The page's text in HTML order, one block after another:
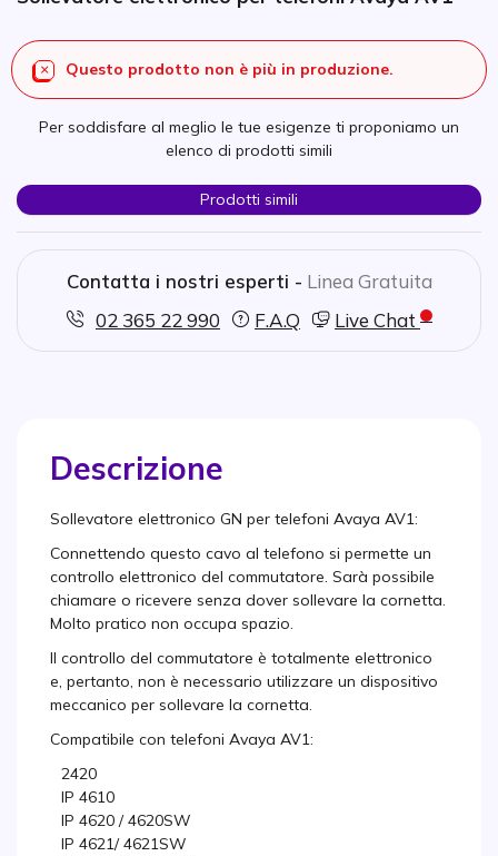
Questo prodotto non è più in produzione.
Per soddisfare al meglio le tue esigenze ti proponiamo un
elenco di prodotti simili
Prodotti simili
Contatta i nostri esperti - Linea Gratuita
02 365 22 990
F.A.Q Live Chat
Descrizione
Sollevatore elettronico GN per telefoni Avaya AV1:
Connettendo questo cavo al telefono si permette un
controllo elettronico del commutatore. Sarà possibile
chiamare o ricevere senza dover sollevare la cornetta.
Molto pratico non occupa spazio.
Il controllo del commutatore è totalmente elettronico
e, pertanto, non è necessario utilizzare un dispositivo
meccanico per sollevare la cornetta.
Compatibile con telefoni Avaya AV1:
2420
IP 4610
IP 4620 / 4620SW
IP 4621/ 4621SW